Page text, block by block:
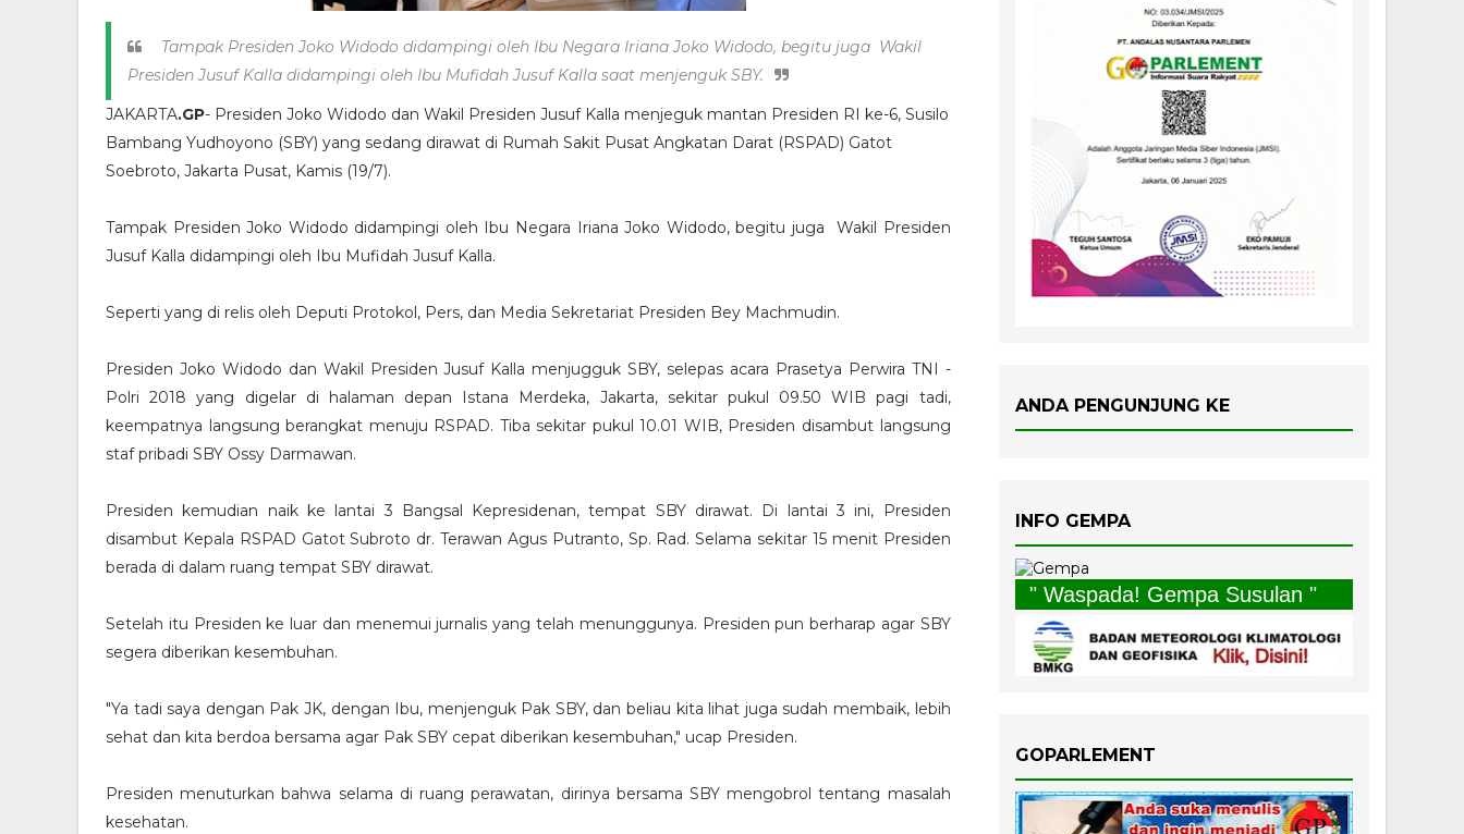
Tampak Presiden Joko Widodo didampingi oleh Ibu Negara Iriana Joko Widodo, begitu juga Wakil
Presiden Jusuf Kalla didampingi oleh Ibu Mufidah Jusuf Kalla saat menjenguk SBY.
JAKARTA.GP- Presiden Joko Widodo dan Wakil Presiden Jusuf Kalla menjeguk mantan Presiden RI ke-6, Susilo
Bambang Yudhoyono (SBY) yang sedang dirawat di Rumah Sakit Pusat Angkatan Darat (RSPAD) Gatot
Soebroto, Jakarta Pusat, Kamis (19/7).
Tampak Presiden Joko Widodo didampingi oleh Ibu Negara Iriana Joko Widodo, begitu juga Wakil Presiden
Jusuf Kalla didampingi oleh Ibu Mufidah Jusuf Kalla.
Seperti yang di relis oleh Deputi Protokol, Pers, dan Media Sekretariat Presiden Bey Machmudin.
Presiden Joko Widodo dan Wakil Presiden Jusuf Kalla menjugguk SBY, selepas acara Prasetya Perwira TNI -
Polri 2018 yang digelar di halaman depan Istana Merdeka, Jakarta, sekitar pukul 09.50 WIB pagi tadi,
keempatnya langsung berangkat menuju RSPAD. Tiba sekitar pukul 10.01 WIB, Presiden disambut langsung
staf pribadi SBY Ossy Darmawan.
Presiden kemudian naik ke lantai 3 Bangsal Kepresidenan, tempat SBY dirawat. Di lantai 3 ini, Presiden
disambut Kepala RSPAD Gatot Subroto dr. Terawan Agus Putranto, Sp. Rad. Selama sekitar 15 menit Presiden
berada di dalam ruang tempat SBY dirawat.
Setelah itu Presiden ke luar dan menemui jurnalis yang telah menunggunya. Presiden pun berharap agar SBY
segera diberikan kesembuhan.
"Ya tadi saya dengan Pak JK, dengan Ibu, menjenguk Pak SBY, dan beliau kita lihat juga sudah membaik, lebih
sehat dan kita berdoa bersama agar Pak SBY cepat diberikan kesembuhan," ucap Presiden.
Presiden menuturkan bahwa selama di ruang perawatan, dirinya bersama SBY mengobrol tentang masalah
kesehatan.
ANDA PENGUNJUNG KE
INFO GEMPA
" Waspada! Gempa Susulan "
GOPARLEMENT